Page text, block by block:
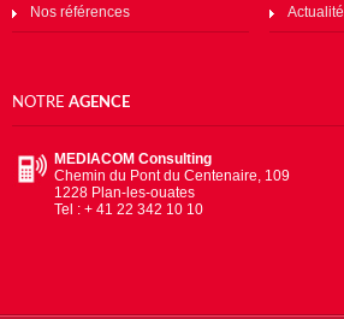
Nos références
NOTRE AGENCE
MEDIACOM Consulting
Chemin du Pont du Centenaire, 109
1228 Plan-les-ouates
Tel : + 41 22 342 10 10